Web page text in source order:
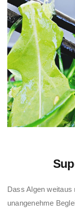
Dass Algen
unangenehme